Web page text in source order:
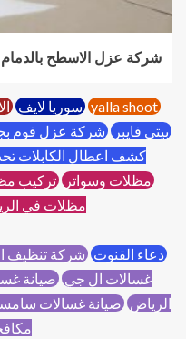
شركة عزل الاسطح بالدمام
yalla shoot سوريا لايف
بيتي فايبرشركة عزل فوم
كشف اعطال الكابلات
مظلات وسواترتركيب
مظلات في
دعاء القنوتشركة تنظيف
غسالات ال جيصيانة
الرياضصيانة غسالات